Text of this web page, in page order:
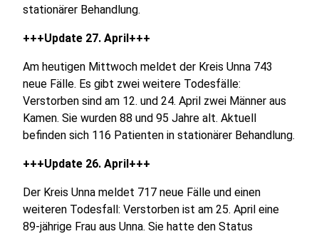
stationärer Behandlung.
+++Update 27. April+++
Am heutigen Mittwoch meldet der Kreis Unna 743
neue Fälle. Es gibt zwei weitere Todesfälle:
Verstorben sind am 12. und 24. April zwei Männer aus
Kamen. Sie wurden 88 und 95 Jahre alt. Aktuell
befinden sich 116 Patienten in stationärer Behandlung.
+++Update 26. April+++
Der Kreis Unna meldet 717 neue Fälle und einen
weiteren Todesfall: Verstorben ist am 25. April eine
89-jährige Frau aus Unna. Sie hatte den Status